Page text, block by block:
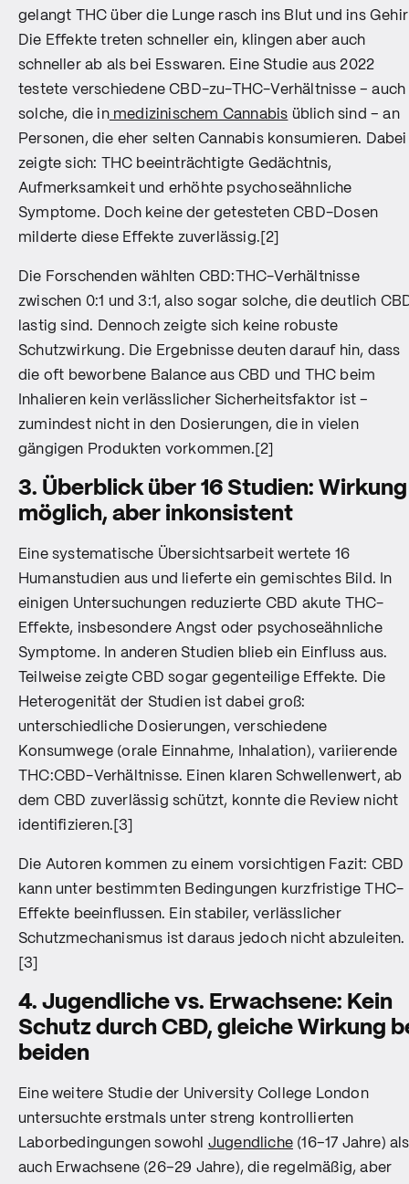
gelangt THC über die Lunge rasch ins Blut und ins
Die Effekte treten schneller ein, klingen aber auch
schneller ab als bei Esswaren. Eine Studie aus 2022
testete verschiedene CBD-zu-THC-Verhältnisse – auch
solche, die inmedizinischem Cannabis üblich sind – an
Personen, die eher selten Cannabis konsumieren. Dabei
zeigte sich: THC beeinträchtigte Gedächtnis,
Aufmerksamkeit und erhöhte psychoseähnliche
Symptome. Doch keine der getesteten CBD-Dosen
milderte diese Effekte zuverlässig.[2]
Die Forschenden wählten CBD:THC-Verhältnisse
zwischen 0:1 und 3:1, also sogar solche, die deutlich
lastig sind. Dennoch zeigte sich keine robuste
Schutzwirkung. Die Ergebnisse deuten darauf hin, dass
die oft beworbene Balance aus CBD und THC beim
Inhalieren kein verlässlicher Sicherheitsfaktor ist –
zumindest nicht in den Dosierungen, die in vielen
gängigen Produkten vorkommen.[2]
3. Überblick über 16 Studien: Wirkung
möglich, aber inkonsistent
Eine systematische Übersichtsarbeit wertete 16
Humanstudien aus und lieferte ein gemischtes Bild. In
einigen Untersuchungen reduzierte CBD akute THC-
Effekte, insbesondere Angst oder psychoseähnliche
Symptome. In anderen Studien blieb ein Einfluss aus.
Teilweise zeigte CBD sogar gegenteilige Effekte. Die
Heterogenität der Studien ist dabei groß:
unterschiedliche Dosierungen, verschiedene
Konsumwege (orale Einnahme, Inhalation), variierende
THC:CBD-Verhältnisse. Einen klaren Schwellenwert, ab
dem CBD zuverlässig schützt, konnte die Review nicht
identifizieren.[3]
Die Autoren kommen zu einem vorsichtigen Fazit: CBD
kann unter bestimmten Bedingungen kurzfristige THC-
Effekte beeinflussen. Ein stabiler, verlässlicher
Schutzmechanismus ist daraus jedoch nicht abzuleiten.
[3]
4. Jugendliche vs. Erwachsene: Kein
Schutz durch CBD, gleiche Wirkung
beiden
Eine weitere Studie der University College London
untersuchte erstmals unter streng kontrollierten
Laborbedingungen sowohl Jugendliche (16–17 Jahre) als
auch Erwachsene (26–29 Jahre), die regelmäßig, aber